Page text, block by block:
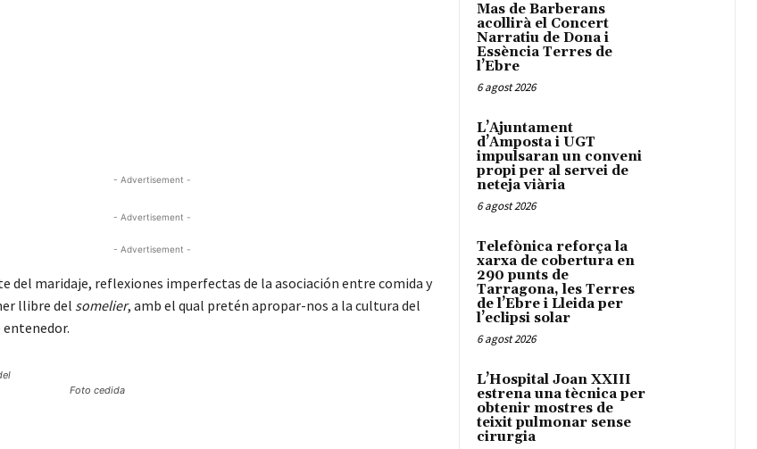
- Advertisement -
- Advertisement -
- Advertisement -
del maridaje, reflexiones imperfectas de la asociación entre comida y
llibre del somelier, amb el qual pretén apropar-nos a la cultura del
Foto cedida
Mas de Barberans
acollirà el Concert
Narratiu de Dona i
Essència Terres de
l’Ebre
6 agost 2026
L’Ajuntament
d’Amposta i UGT
impulsaran un conveni
propi per al servei de
neteja viària
6 agost 2026
Telefònica reforça la
xarxa de cobertura en
290 punts de
Tarragona, les Terres
de l’Ebre i Lleida per
l’eclipsi solar
6 agost 2026
L’Hospital Joan XXIII
estrena una tècnica per
obtenir mostres de
teixit pulmonar sense
cirurgia